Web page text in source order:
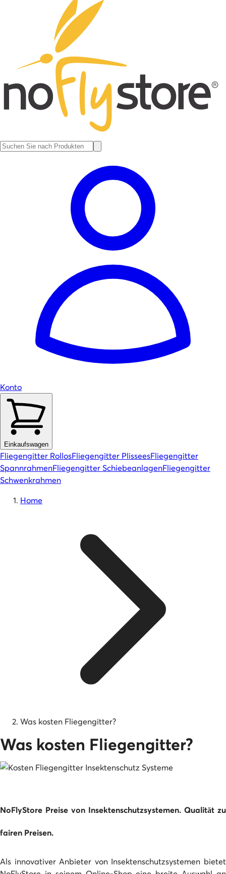
Konto
Einkaufswagen
Fliegengitter RollosFliegengitter PlisseesFliegengitter
SpannrahmenFliegengitter SchiebeanlagenFliegengitter
Schwenkrahmen
Home
Was kosten Fliegengitter?
Was kosten Fliegengitter?
NoFlyStore Preise von Insektenschutzsystemen. Qualität zu
fairen Preisen.
Als innovativer Anbieter von Insektenschutzsystemen bietet